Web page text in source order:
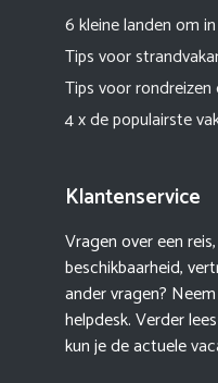
6 kleine landen om
Tips voor
Tips voor
4 x de populairste
Klantenservice
Vragen over een
beschikbaarheid,
ander vragen?
helpdesk. Verder
kun je de actuele